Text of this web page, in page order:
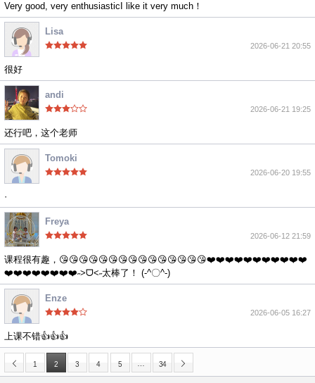
Very good, very enthusiasticI like it very much！
Lisa
2026-06-21 20:55
很好
andi
2026-06-21 19:25
还行吧，这个老师
Tomoki
2026-06-20 19:55
·
Freya
2026-06-12 21:59
课程很有趣，😘😘😘😘😘😘😘😘😘😘😘😘😘😘😘❤️❤️❤️❤️❤️❤️❤️❤️❤️❤️❤️
❤️❤️❤️❤️❤️❤️❤️❤️˶>ᗜ<˶太棒了！ (-^〇^-)
Enze
2026-06-05 16:27
上课不错👍👍👍
1 2 3 4 5 34